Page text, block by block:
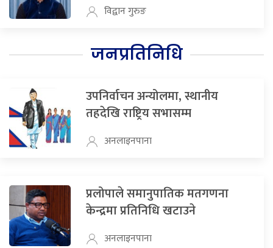
विद्वान गुरुङ
जनप्रतिनिधि
उपनिर्वाचन अन्योलमा, स्थानीय
तहदेखि राष्ट्रिय सभासम्म
अनलाइनपाना
प्रलोपाले समानुपातिक मतगणना
केन्द्रमा प्रतिनिधि खटाउने
अनलाइनपाना